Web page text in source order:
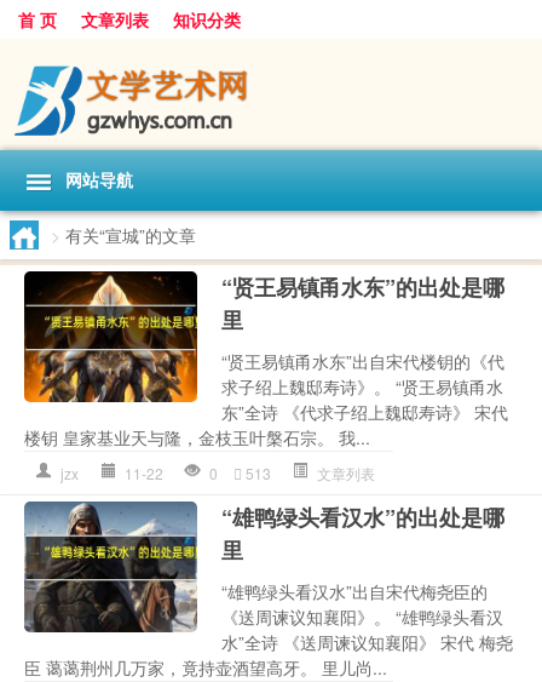
首 页 文章列表 知识分类
网站导航
> 有关“宣城”的文章
“贤王易镇甬水东”的出处是哪
里
“贤王易镇甬水东”出自宋代楼钥的《代
求子绍上魏邸寿诗》。 “贤王易镇甬水
东”全诗 《代求子绍上魏邸寿诗》 宋代
楼钥 皇家基业天与隆，金枝玉叶槃石宗。 我...
jzx 11-22 0 513 文章列表
“雄鸭绿头看汉水”的出处是哪
里
“雄鸭绿头看汉水”出自宋代梅尧臣的
《送周谏议知襄阳》。 “雄鸭绿头看汉
水”全诗 《送周谏议知襄阳》 宋代 梅尧
臣 蔼蔼荆州几万家，竟持壶酒望高牙。 里儿尚...